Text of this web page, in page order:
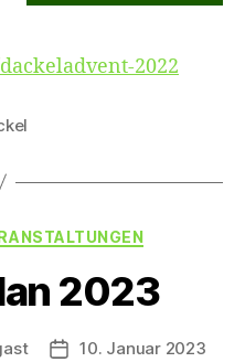
2022
2023
10. Januar 2023